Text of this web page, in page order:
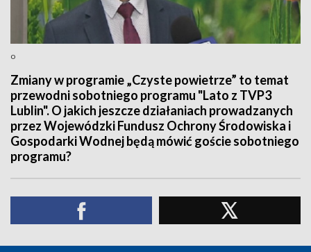
o
Zmiany w programie „Czyste powietrze” to temat
przewodni sobotniego programu "Lato z TVP3
Lublin". O jakich jeszcze działaniach prowadzanych
przez Wojewódzki Fundusz Ochrony Środowiska i
Gospodarki Wodnej będą mówić goście sobotniego
programu?